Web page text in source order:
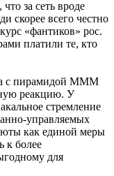
за сеть вроде
скорее всего честно
«фантиков» рос.
платили те, кто
с пирамидой МММ
реакцию. У
стремление
управляемых
как единой меры
к более
для